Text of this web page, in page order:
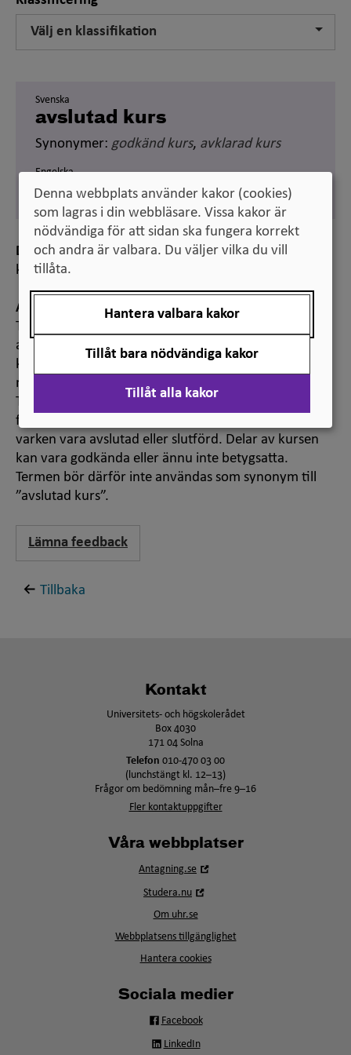
Välj en klassifikation
Svenska
avslutad kurs
Synonymer: godkänd kurs, avklarad kurs
Engelska
completed course
Definition
kurs med registrerat godkänt resultat
Anmärkning
Termerna ”avslutad kurs” och ”avklarad kurs”
används i Ladok och den sistnämnda avser godkänt
kursresultat. Termen ”avklarad kurs” används oftare
med studentperspektiv.
Termen ”genomgången kurs” (eng. ”taken course”)
förekommer ibland, men en sådan kurs behöver
varken vara avslutad eller slutförd. Delar av kursen
kan vara godkända eller ännu inte betygsatta.
Termen bör därför inte användas som synonym till
”avslutad kurs”.
Lämna feedback
Tillbaka
Kontakt
Universitets- och högskolerådet
Box 4030
171 04 Solna
Telefon 010-470 03 00
(lunchstängt kl. 12–13)
Frågor om bedömning mån–fre 9–16
Fler kontaktuppgifter
Våra webbplatser
Antagning.se
Studera.nu
fönster
Om uhr.se
Webbplatsens tillgänglighet
Hantera cookies
Sociala medier
Facebook
LinkedIn
Denna webbplats använder kakor (cookies)
som lagras i din webbläsare. Vissa kakor är
nödvändiga för att sidan ska fungera korrekt
och andra är valbara. Du väljer vilka du vill
tillåta.
Hantera valbara kakor
Tillåt bara nödvändiga kakor
Tillåt alla kakor